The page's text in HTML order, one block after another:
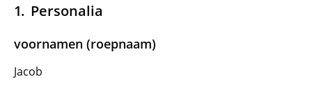
Personalia
voornamen (roepnaam)
Jacob